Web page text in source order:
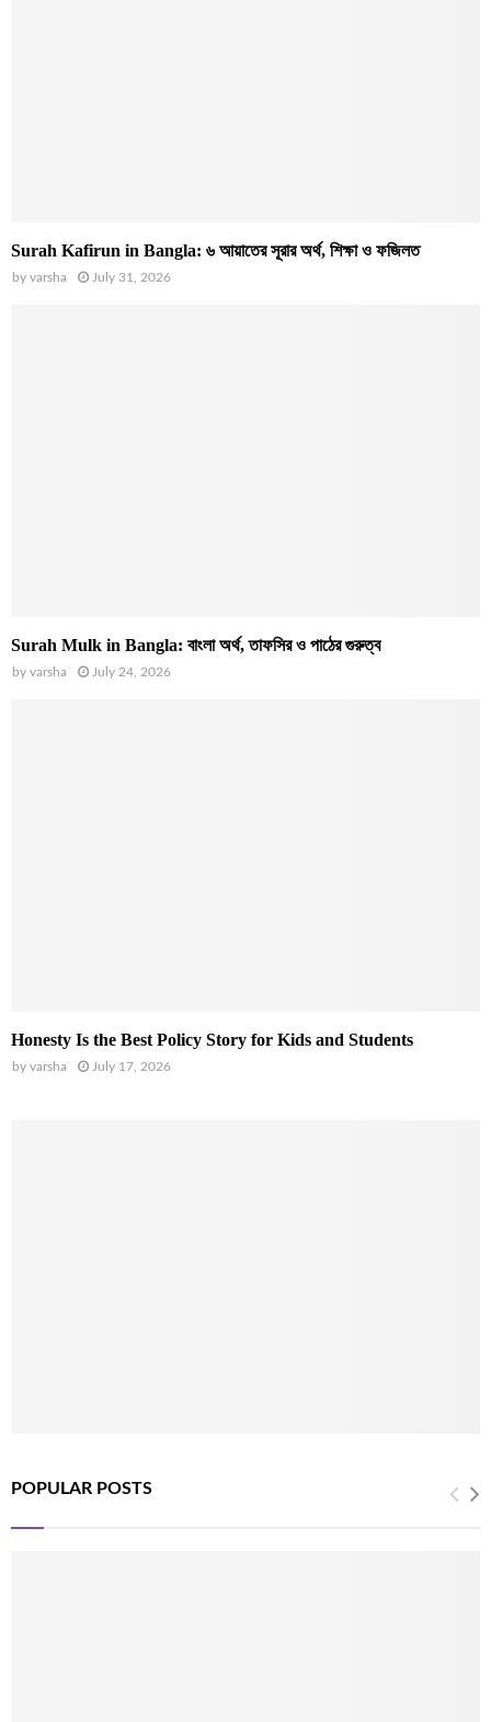
Surah Kafirun in Bangla: ৬ আয়াতের সূরার অর্থ, শিক্ষা ও ফজিলত
by varsha July 31, 2026
Surah Mulk in Bangla: বাংলা অর্থ, তাফসির ও পাঠের গুরুত্ব
by varsha July 24, 2026
Honesty Is the Best Policy Story for Kids and Students
by varsha July 17, 2026
POPULAR POSTS